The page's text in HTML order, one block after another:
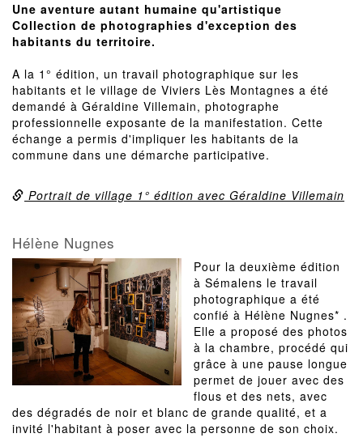
Une aventure autant humaine qu'artistique
Collection de photographies d'exception des
habitants du territoire.
A la 1° édition, un travail photographique sur les
habitants et le village de Viviers Lès Montagnes a été
demandé à Géraldine Villemain, photographe
professionnelle exposante de la manifestation. Cette
échange a permis d'impliquer les habitants de la
commune dans une démarche participative.
Portrait de village 1° édition avec Géraldine Villemain
Hélène Nugnes
Pour la deuxième édition
à Sémalens le travail
photographique a été
confié à Hélène Nugnes* .
Elle a proposé des photos
à la chambre, procédé qui
grâce à une pause longue
permet de jouer avec des
flous et des nets, avec
des dégradés de noir et blanc de grande qualité, et a
invité l'habitant à poser avec la personne de son choix.